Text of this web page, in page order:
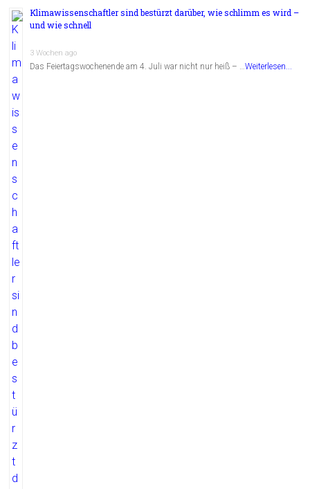
Klimawissenschaftler sind bestürzt darüber, wie schlimm es wird –
und wie schnell
3 Wochen ago
Das Feiertagswochenende am 4. Juli war nicht nur heiß – …Weiterlesen...